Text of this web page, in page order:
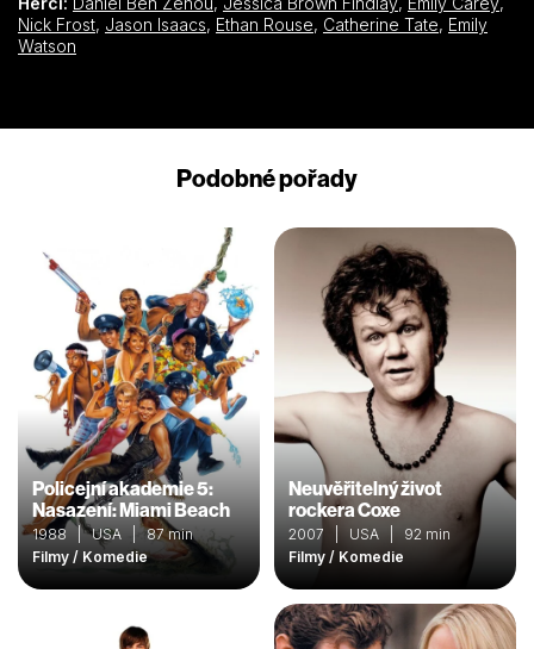
Nick Frost, Jason Isaacs, Ethan Rouse, Catherine Tate, Emily
Watson
Podobné pořady
Policejní akademie 5:
Nasazení: Miami Beach
1988 | USA | 87 min
Filmy / Komedie
Neuvěřitelný život
rockera Coxe
2007 | USA | 92 min
Filmy / Komedie